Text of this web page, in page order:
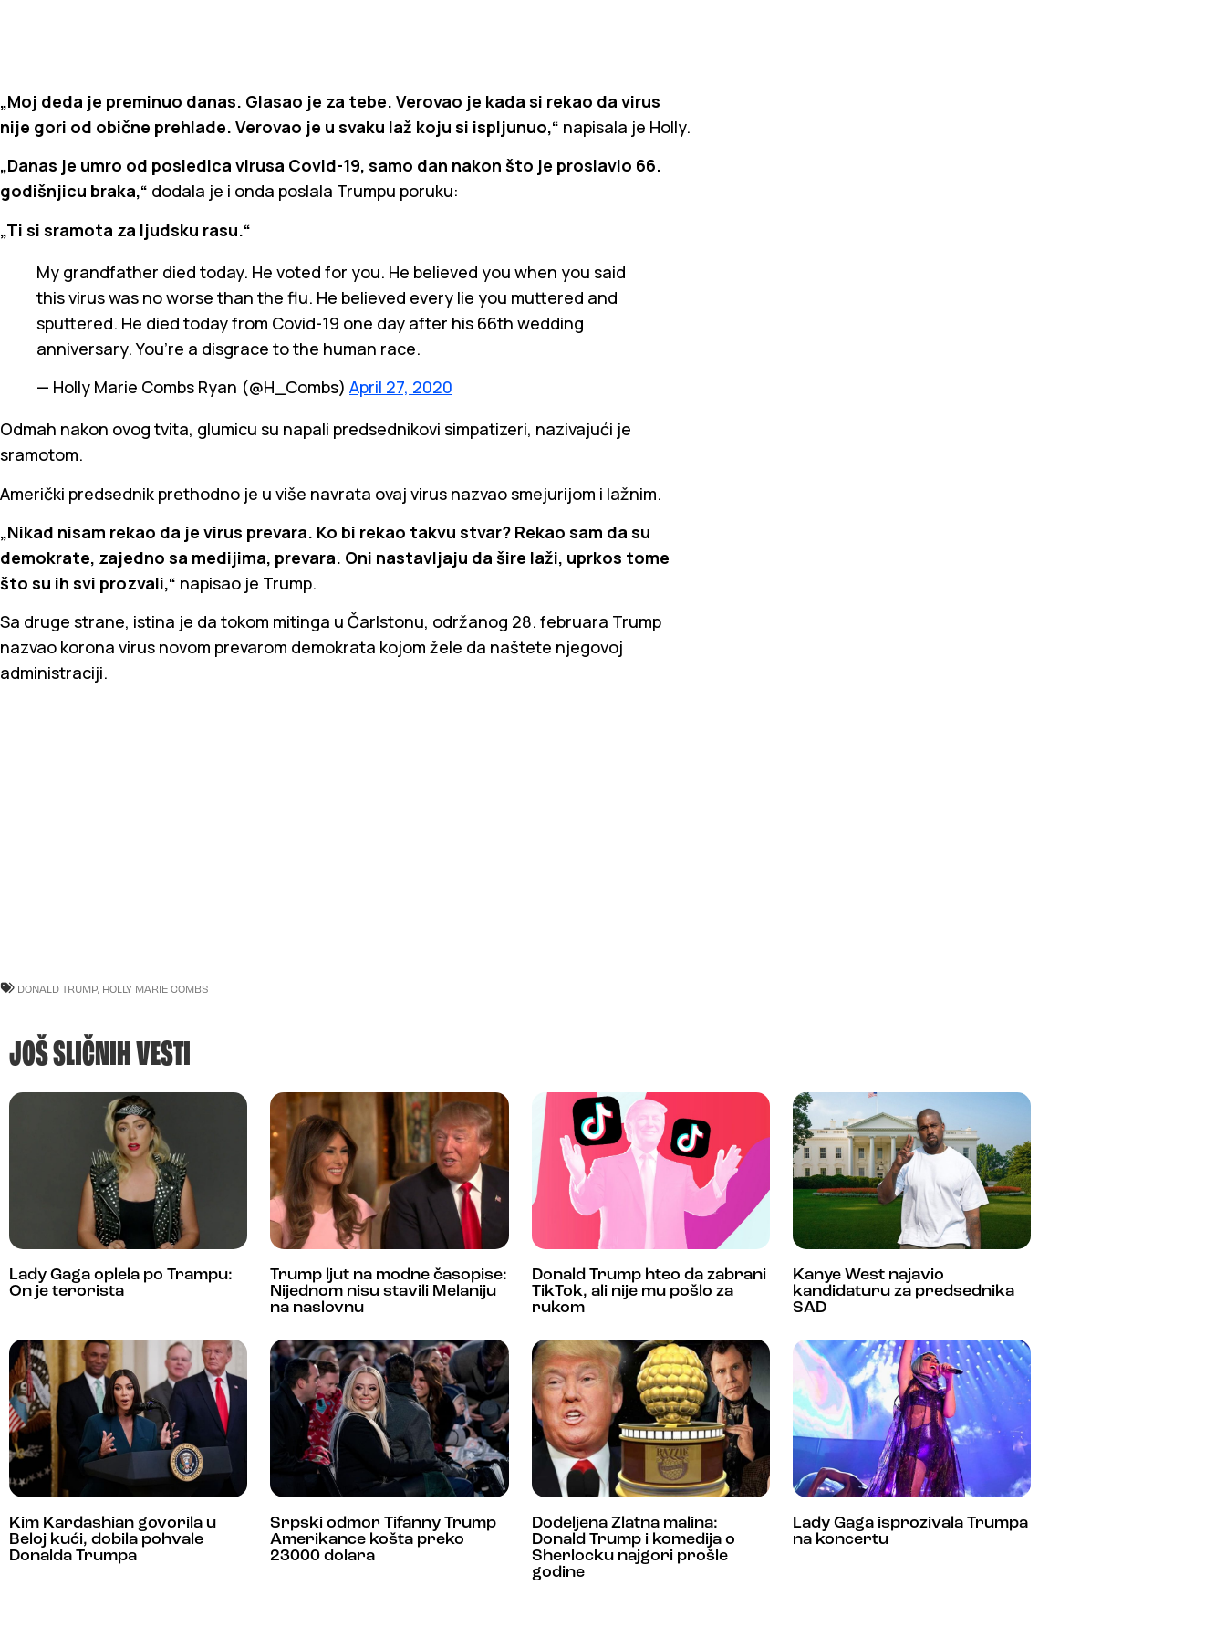
„Moj deda je preminuo danas. Glasao je za tebe. Verovao je kada si rekao da virus
nije gori od obične prehlade. Verovao je u svaku laž koju si ispljunuo,“ napisala je Holly.
„Danas je umro od posledica virusa Covid-19, samo dan nakon što je proslavio 66.
godišnjicu braka,“ dodala je i onda poslala Trumpu poruku:
„Ti si sramota za ljudsku rasu.“
My grandfather died today. He voted for you. He believed you when you said
this virus was no worse than the flu. He believed every lie you muttered and
sputtered. He died today from Covid-19 one day after his 66th wedding
anniversary. You’re a disgrace to the human race.
— Holly Marie Combs Ryan (@H_Combs) April 27, 2020
Odmah nakon ovog tvita, glumicu su napali predsednikovi simpatizeri, nazivajući je
sramotom.
Američki predsednik prethodno je u više navrata ovaj virus nazvao smejurijom i lažnim.
„Nikad nisam rekao da je virus prevara. Ko bi rekao takvu stvar? Rekao sam da su
demokrate, zajedno sa medijima, prevara. Oni nastavljaju da šire laži, uprkos tome
što su ih svi prozvali,“ napisao je Trump.
Sa druge strane, istina je da tokom mitinga u Čarlstonu, održanog 28. februara Trump
nazvao korona virus novom prevarom demokrata kojom žele da naštete njegovoj
administraciji.
DONALD TRUMP, HOLLY MARIE COMBS
JOŠ SLIČNIH VESTI
Lady Gaga oplela po Trampu:
On je terorista
Trump ljut na modne časopise:
Nijednom nisu stavili Melaniju
na naslovnu
Donald Trump hteo da zabrani
TikTok, ali nije mu pošlo za
rukom
Kanye West najavio
kandidaturu za predsednika
SAD
Kim Kardashian govorila u
Beloj kući, dobila pohvale
Donalda Trumpa
Srpski odmor Tifanny Trump
Amerikance košta preko
23000 dolara
Dodeljena Zlatna malina:
Donald Trump i komedija o
Sherlocku najgori prošle
godine
Lady Gaga isprozivala Trumpa
na koncertu